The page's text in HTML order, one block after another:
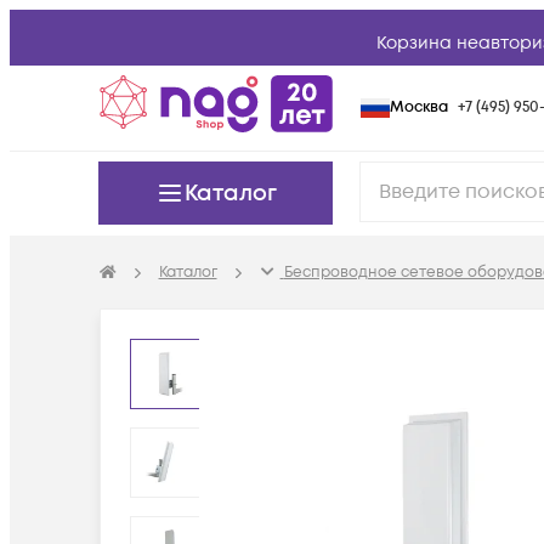
Корзина
Москва +7 (495) 950-
Каталог
Каталог Беспроводное сетевое